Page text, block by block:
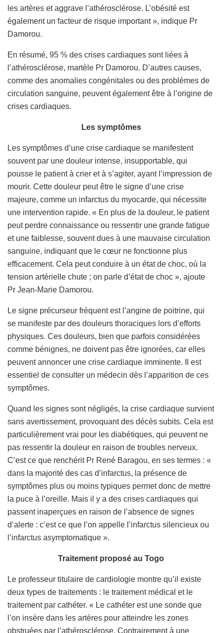
les artères et aggrave l’athérosclérose. L’obésité est
également un facteur de risque important », indique Pr
Damorou.
En résumé, 95 % des crises cardiaques sont liées à
l’athérosclérose, martèle Pr Damorou. D’autres causes,
comme des anomalies congénitales ou des problèmes de
circulation sanguine, peuvent également être à l’origine de
crises cardiaques.
Les symptômes
Les symptômes d’une crise cardiaque se manifestent
souvent par une douleur intense, insupportable, qui
pousse le patient à crier et à s’agiter, ayant l’impression de
mourir. Cette douleur peut être le signe d’une crise
majeure, comme un infarctus du myocarde, qui nécessite
une intervention rapide. « En plus de la douleur, le patient
peut perdre connaissance ou ressentir une grande fatigue
et une faiblesse, souvent dues à une mauvaise circulation
sanguine, indiquant que le cœur ne fonctionne plus
efficacement. Cela peut conduire à un état de choc, où la
tension artérielle chute ; on parle d’état de choc », ajoute
Pr Jean-Marie Damorou.
Le signe précurseur fréquent est l’angine de poitrine, qui
se manifeste par des douleurs thoraciques lors d’efforts
physiques. Ces douleurs, bien que parfois considérées
comme bénignes, ne doivent pas être ignorées, car elles
peuvent annoncer une crise cardiaque imminente. Il est
essentiel de consulter un médecin dès l’apparition de ces
symptômes.
Quand les signes sont négligés, la crise cardiaque survient
sans avertissement, provoquant des décès subits. Cela est
particulièrement vrai pour les diabétiques, qui peuvent ne
pas ressentir la douleur en raison de troubles nerveux.
C’est ce que renchérit Pr René Baragou, en ses termes : «
dans la majorité des cas d’infarctus, la présence de
symptômes plus ou moins typiques permet donc de mettre
la puce à l’oreille. Mais il y a des crises cardiaques qui
passent inaperçues en raison de l’absence de signes
d’alerte : c’est ce que l’on appelle l’infarctus silencieux ou
l’infarctus asymptomatique ».
Traitement proposé au Togo
Le professeur titulaire de cardiologie montre qu’il existe
deux types de traitements : le traitement médical et le
traitement par cathéter. « Le cathéter est une sonde que
l’on insère dans les artères pour atteindre les zones
obstruées par l’athérosclérose. Contrairement à une